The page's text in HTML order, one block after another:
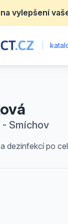
vylepšení
Smíchov
dezinfekcí po